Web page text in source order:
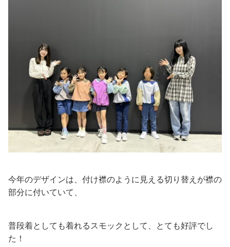
今年のデザインは、付け襟のように見える切り替えが襟の
部分に付いていて、
普段着としても着れるスモックとして、とても好評でし
た！